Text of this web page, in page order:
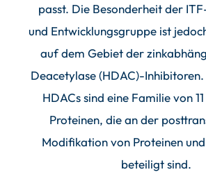
passt. Die Besonderheit der
und Entwicklungsgruppe ist
auf dem Gebiet der
Deacetylase (HDAC)-
HDACs sind eine Familie von
Proteinen, die an der
Modifikation von Proteinen
beteiligt sind.